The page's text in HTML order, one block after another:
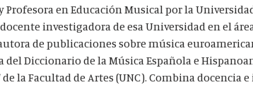
Profesora en Educación Musical por la
investigadora de esa Universidad en el
de publicaciones sobre música
Diccionario de la Música Española e
la Facultad de Artes (UNC). Combina docencia